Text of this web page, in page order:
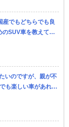
産でもどちらでも良
のSUV車を教えてく
い 3.車中...
いのですが、親が不
も楽しい車があれば
いる車、販売が終